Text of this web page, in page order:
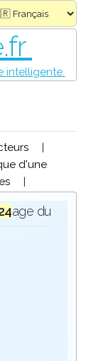
intelligente.
|
d'une
|
du